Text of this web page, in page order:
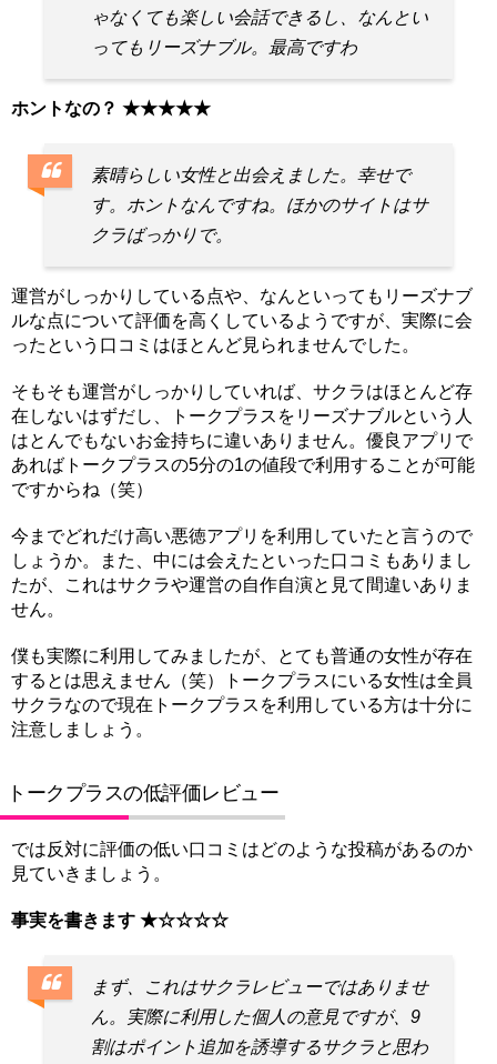
ゃなくても楽しい会話できるし、なんとい
ってもリーズナブル。最高ですわ
ホントなの？ ★★★★★
素晴らしい女性と出会えました。幸せで
す。ホントなんですね。ほかのサイトはサ
クラばっかりで。
運営がしっかりしている点や、なんといってもリーズナブ
ルな点について評価を高くしているようですが、実際に会
ったという口コミはほとんど見られませんでした。
そもそも運営がしっかりしていれば、サクラはほとんど存
在しないはずだし、トークプラスをリーズナブルという人
はとんでもないお金持ちに違いありません。優良アプリで
あればトークプラスの5分の1の値段で利用することが可能
ですからね（笑）
今までどれだけ高い悪徳アプリを利用していたと言うので
しょうか。また、中には会えたといった口コミもありまし
たが、これはサクラや運営の自作自演と見て間違いありま
せん。
僕も実際に利用してみましたが、とても普通の女性が存在
するとは思えません（笑）トークプラスにいる女性は全員
サクラなので現在トークプラスを利用している方は十分に
注意しましょう。
トークプラスの低評価レビュー
では反対に評価の低い口コミはどのような投稿があるのか
見ていきましょう。
事実を書きます ★☆☆☆☆
まず、これはサクラレビューではありませ
ん。実際に利用した個人の意見ですが、9
割はポイント追加を誘導するサクラと思わ